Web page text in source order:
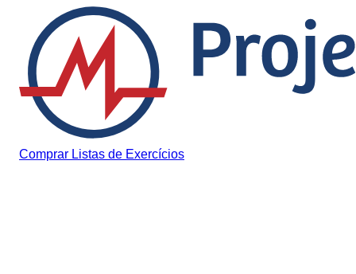
Pular para o conteúdo
Comprar Listas de Exercícios